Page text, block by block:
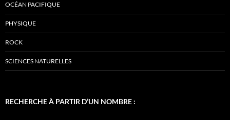
OCÉAN PACIFIQUE
PHYSIQUE
ROCK
SCIENCES NATURELLES
RECHERCHE À PARTIR D’UN NOMBRE :